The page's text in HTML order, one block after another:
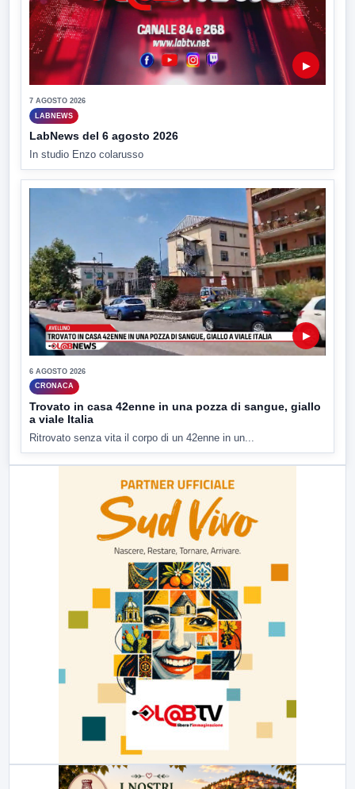
▶
7 AGOSTO 2026
LABNEWS
LabNews del 6 agosto 2026
In studio Enzo colarusso
▶
6 AGOSTO 2026
CRONACA
Trovato in casa 42enne in una pozza di sangue, giallo
a viale Italia
Ritrovato senza vita il corpo di un 42enne in un...